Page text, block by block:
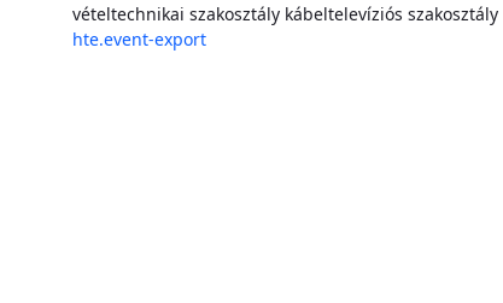
vételtechnikai szakosztály kábeltelevíziós szakosztály
hte.event-export